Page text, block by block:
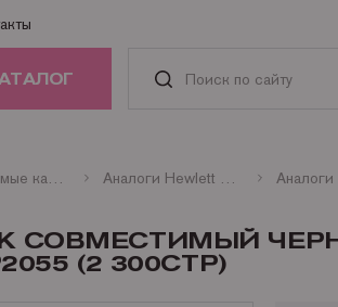
Совместимые картриджи Аналоги Hewlett Packard
СОВМЕСТИМЫЙ
(2 300СТР)